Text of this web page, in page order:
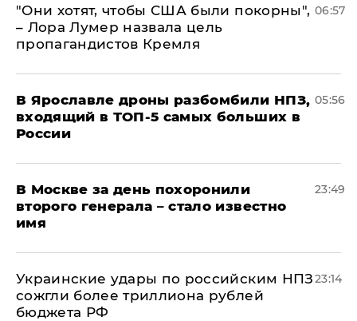
"Они хотят, чтобы США были покорны",
– Лора Лумер назвала цель
пропагандистов Кремля
06:57
В Ярославле дроны разбомбили НПЗ,
входящий в ТОП-5 самых больших в
России
05:56
В Москве за день похоронили
второго генерала – стало известно
имя
23:49
Украинские удары по российским НПЗ
сожгли более триллиона рублей
бюджета РФ
23:14